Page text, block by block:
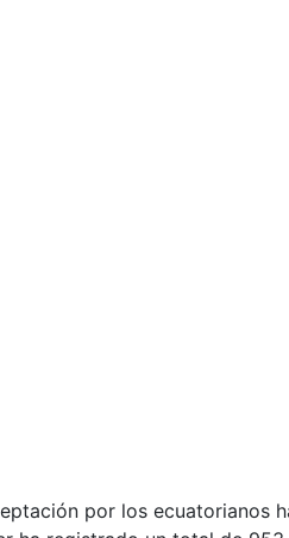
por los ecuatorianos